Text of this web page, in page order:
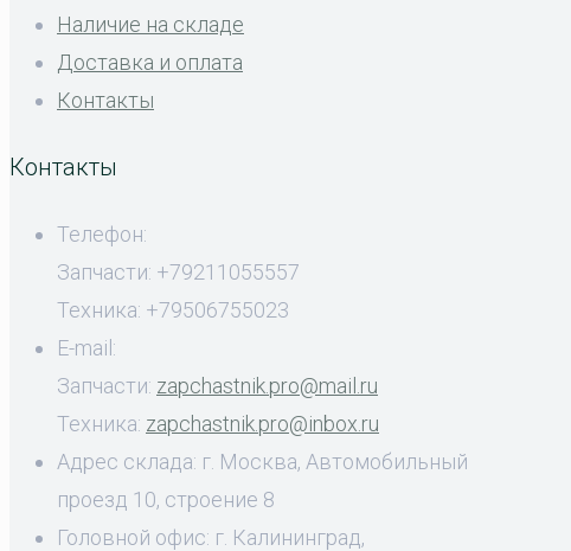
Наличие на складе
Доставка и оплата
Контакты
Контакты
Телефон:
Запчасти: +79211055557
Техника: +79506755023
E-mail:
Запчасти: zapchastnik.pro@mail.ru
Техника: zapchastnik.pro@inbox.ru
Адрес склада: г. Москва, Автомобильный
проезд 10, строение 8
Головной офис: г. Калининград,